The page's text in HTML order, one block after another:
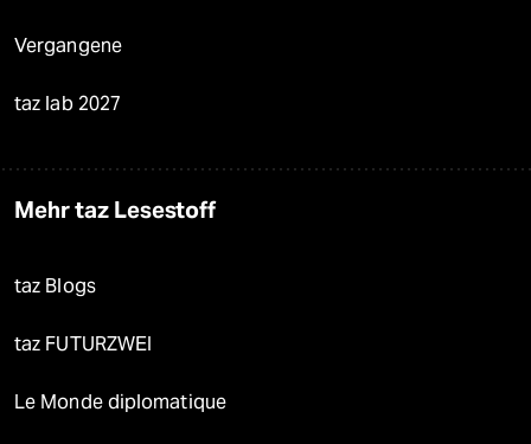
Vergangene
taz lab 2027
Mehr taz Lesestoff
taz Blogs
taz FUTURZWEI
Le Monde diplomatique